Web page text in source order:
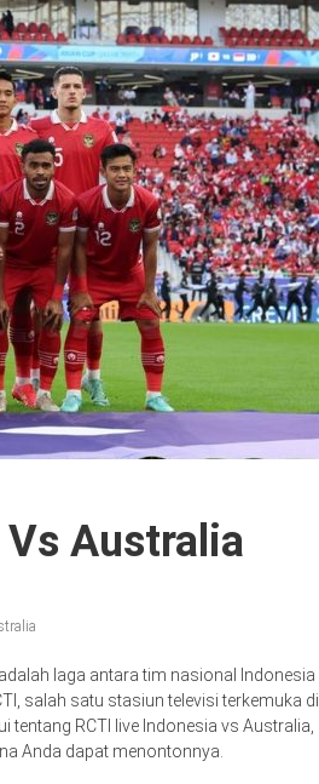
Australia
laga antara tim nasional Indonesia
salah satu stasiun televisi terkemuka di
tentang RCTI live Indonesia vs Australia,
Anda dapat menontonnya.